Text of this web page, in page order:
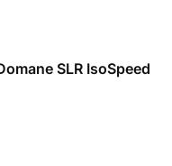
SLR IsoSpeed